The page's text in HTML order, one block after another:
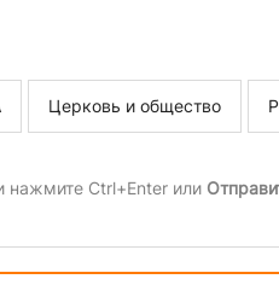
Церковь и общество
нажмите Ctrl+Enter или